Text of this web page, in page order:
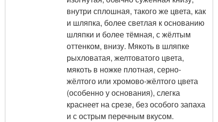
внутри сплошная, такого же цвета, как
и шляпка, более светлая к основанию
шляпки и более тёмная, с жёлтым
оттенком, внизу. Мякоть в шляпке
рыхловатая, желтоватого цвета,
мякоть в ножке плотная, серно-
жёлтого или хромово-жёлтого цвета
(особенно у основания), слегка
краснеет на срезе, без особого запаха
и с острым перечным вкусом.